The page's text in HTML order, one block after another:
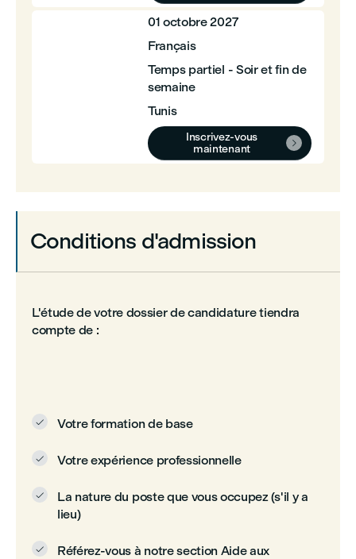
01 octobre 2027
Français
Temps partiel - Soir et fin de
semaine
Tunis
Inscrivez-vous
maintenant

Conditions d'admission
L'étude de votre dossier de candidature tiendra
compte de :
 Votre formation de base
 Votre expérience professionnelle

La nature du poste que vous occupez (s'il y a
lieu)

Référez-vous à notre section Aide aux